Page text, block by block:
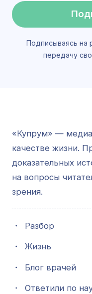
Подписываясь на
передачу
«Купрум» —
качестве жизни.
доказательных
на вопросы
зрения.
・ Разбор
・ Жизнь
・ Блог врачей
・ Ответили по